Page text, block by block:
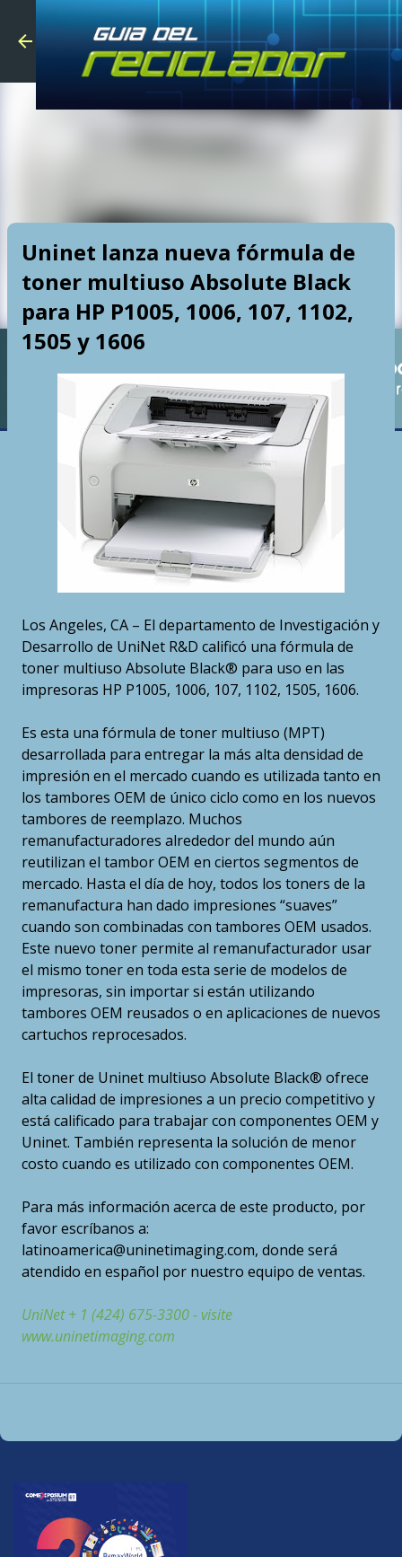
Skip to
Uninet lanza nueva fórmula de
toner multiuso Absolute Black
para HP P1005, 1006, 107, 1102,
1505 y 1606
Los Angeles, CA – El departamento de Investigación y
Desarrollo de UniNet R&D calificó una fórmula de
toner multiuso Absolute Black® para uso en las
impresoras HP P1005, 1006, 107, 1102, 1505, 1606.
Es esta una fórmula de toner multiuso (MPT)
desarrollada para entregar la más alta densidad de
impresión en el mercado cuando es utilizada tanto en
los tambores OEM de único ciclo como en los nuevos
tambores de reemplazo. Muchos
remanufacturadores alrededor del mundo aún
reutilizan el tambor OEM en ciertos segmentos de
mercado. Hasta el día de hoy, todos los toners de la
remanufactura han dado impresiones “suaves”
cuando son combinadas con tambores OEM usados.
Este nuevo toner permite al remanufacturador usar
el mismo toner en toda esta serie de modelos de
impresoras, sin importar si están utilizando
tambores OEM reusados o en aplicaciones de nuevos
cartuchos reprocesados.
El toner de Uninet multiuso Absolute Black® ofrece
alta calidad de impresiones a un precio competitivo y
está calificado para trabajar con componentes OEM y
Uninet. También representa la solución de menor
costo cuando es utilizado con componentes OEM.
Para más información acerca de este producto, por
favor escríbanos a:
latinoamerica@uninetimaging.com, donde será
atendido en español por nuestro equipo de ventas.
UniNet + 1 (424) 675-3300 - visite
www.uninetimaging.com